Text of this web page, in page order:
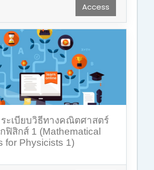
Access
ะเบียบวิธีทางคณิตศาสตร์
ฟิสิกส์ 1 (Mathematical
for Physicists 1)